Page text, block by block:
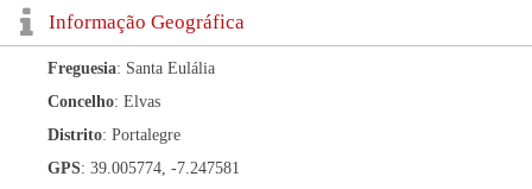
Informação Geográfica
Freguesia: Santa Eulália
Concelho: Elvas
Distrito: Portalegre
GPS: 39.005774, -7.247581